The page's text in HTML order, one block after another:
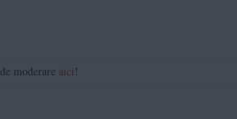
moderare aici!